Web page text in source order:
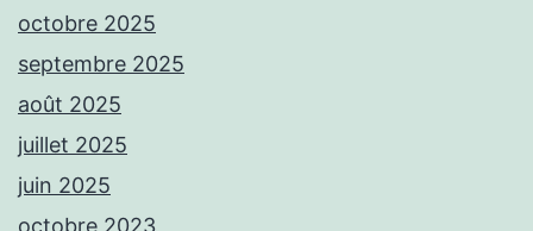
octobre 2025
septembre 2025
août 2025
juillet 2025
juin 2025
octobre 2023